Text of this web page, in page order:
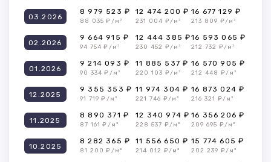
03.2026
8 979 523 ₽
88 035 ₽/м²
12 474 200 ₽
231 004 ₽/м²
16 677 129 ₽
213 809 ₽/м²
02.2026
9 664 915 ₽
94 754 ₽/м²
12 444 385 ₽
230 452 ₽/м²
16 593 065 ₽
212 732 ₽/м²
01.2026
9 214 093 ₽
90 334 ₽/м²
11 885 537 ₽
220 103 ₽/м²
16 570 905 ₽
212 448 ₽/м²
12.2025
9 355 353 ₽
91 719 ₽/м²
11 974 304 ₽
221 746 ₽/м²
16 873 024 ₽
216 321 ₽/м²
11.2025
8 890 371 ₽
87 161 ₽/м²
12 340 974 ₽
228 537 ₽/м²
16 356 206 ₽
209 695 ₽/м²
10.2025
8 282 365 ₽
81 200 ₽/м²
11 556 650 ₽
214 012 ₽/м²
15 774 605 ₽
202 239 ₽/м²